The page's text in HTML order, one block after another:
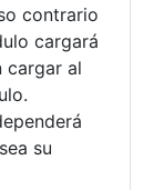
contrario
cargará
cargar al
su